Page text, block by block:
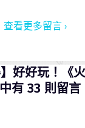
查看更多留言 ›
好好玩！《
有 33 則留言